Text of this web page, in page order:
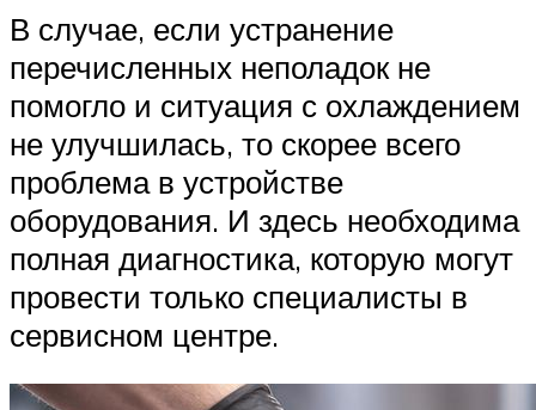
В случае, если устранение
перечисленных неполадок не
помогло и ситуация с охлаждением
не улучшилась, то скорее всего
проблема в устройстве
оборудования. И здесь необходима
полная диагностика, которую могут
провести только специалисты в
сервисном центре.